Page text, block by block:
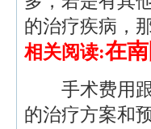
的治疗疾病，
相关阅读:在
手术费用跟
的治疗方案和